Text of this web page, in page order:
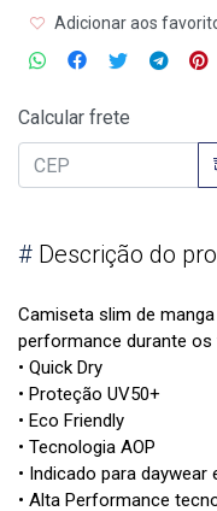
Adicionar aos
Calcular frete
# Descrição do
Camiseta slim de
performance durante
• Quick Dry
• Proteção UV50+
• Eco Friendly
• Tecnologia AOP
• Indicado para
• Alta Performance